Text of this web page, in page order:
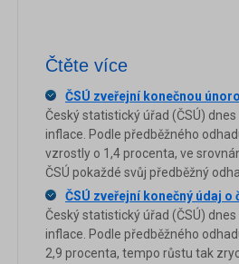
Čtěte více
ČSÚ zveřejní konečnou
Český statistický úřad (ČSÚ)
inflace. Podle předběžného
vzrostly o 1,4 procenta, ve
ČSÚ pokaždé svůj předběžný
ČSÚ zveřejní konečný údaj o
Český statistický úřad (ČSÚ)
inflace. Podle předběžného
2,9 procenta, tempo růstu tak